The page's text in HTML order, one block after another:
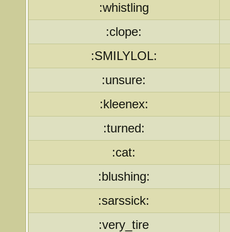
:whistling
:clope:
:SMILYLOL:
:unsure:
:kleenex:
:turned:
:cat:
:blushing:
:sarssick:
:very_tire